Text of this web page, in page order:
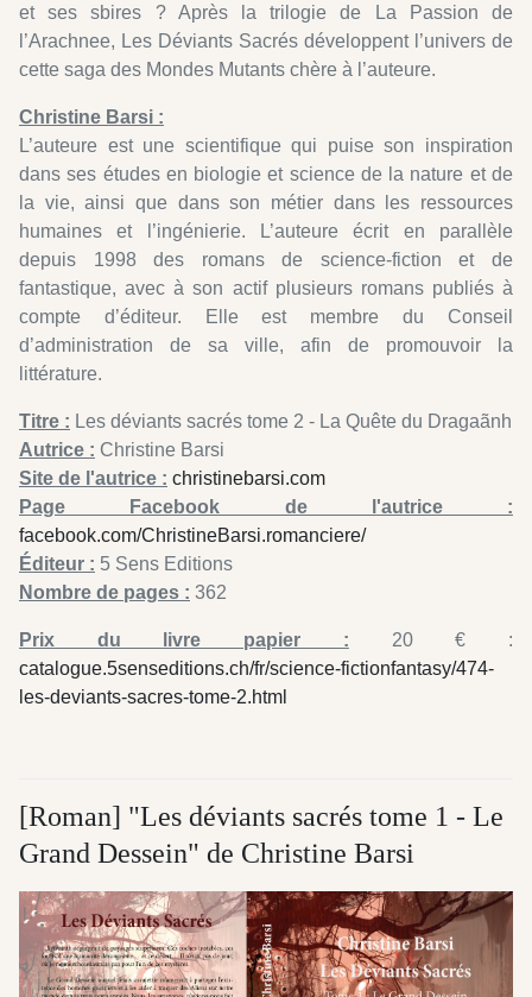
et ses sbires ? Après la trilogie de La Passion de
l’Arachnee, Les Déviants Sacrés développent l’univers de
cette saga des Mondes Mutants chère à l’auteure.
Christine Barsi :
L’auteure est une scientifique qui puise son inspiration
dans ses études en biologie et science de la nature et de
la vie, ainsi que dans son métier dans les ressources
humaines et l’ingénierie. L’auteure écrit en parallèle
depuis 1998 des romans de science-fiction et de
fantastique, avec à son actif plusieurs romans publiés à
compte d’éditeur. Elle est membre du Conseil
d’administration de sa ville, afin de promouvoir la
littérature.
Titre : Les déviants sacrés tome 2 - La Quête du Dragaãnh
Autrice : Christine Barsi
Site de l'autrice : christinebarsi.com
Page Facebook de l'autrice :
facebook.com/ChristineBarsi.romanciere/
Éditeur : 5 Sens Editions
Nombre de pages : 362
Prix du livre papier : 20 € :
catalogue.5senseditions.ch/fr/science-fictionfantasy/474-
les-deviants-sacres-tome-2.html
[Roman] "Les déviants sacrés tome 1 - Le
Grand Dessein" de Christine Barsi